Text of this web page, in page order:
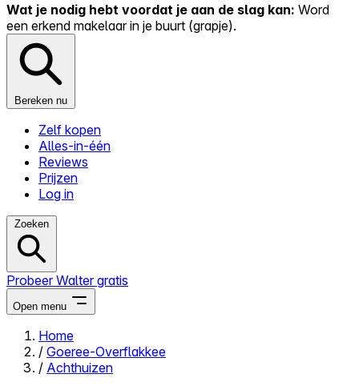
Wat je nodig hebt voordat je aan de slag kan: Word
een erkend makelaar in je buurt (grapje).
Bereken nu
Zelf kopen
Alles-in-één
Reviews
Prijzen
Log in
Zoeken
Probeer Walter gratis
Open menu
Close menu
Home
/ Goeree-Overflakkee
/ Achthuizen